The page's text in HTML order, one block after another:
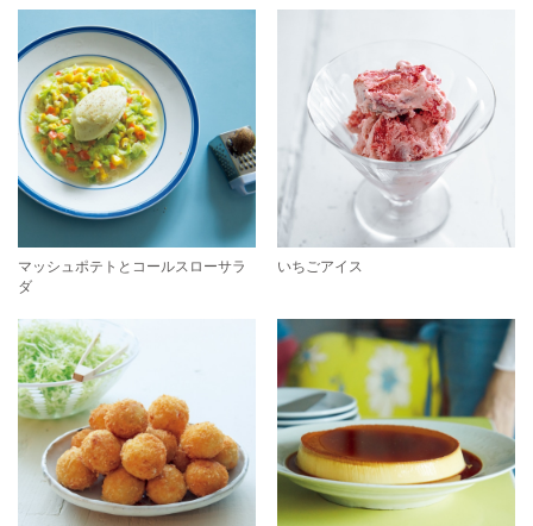
マッシュポテトとコールスローサラ
ダ
いちごアイス